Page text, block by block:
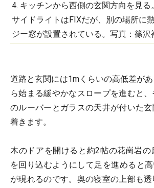
4. キッチンから西側の玄関方向を見る
サイドライトはFIXだが、別の場所に
ジー窓が設置されている。写真：篠沢
道路と玄関には1mくらいの高低差が
ら始まる緩やかなスロープを進むと
のルーバーとガラスの天井が付いた玄
着きます。
木のドアを開けると約2帖の花崗岩の
を回り込むようにして足を進めると
が現れるのです。奥の寝室の上部も